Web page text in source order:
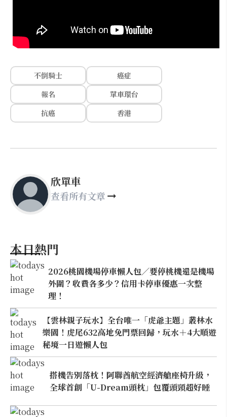
不倒騎士
癌症
報名
單車環台
抗癌
香港
欣單車
查看所有文章
本日熱門
2026桃園機場停車懶人包／要停桃機還是機場
外圍？收費各多少？信用卡停車優惠一次整
理！
【雲林親子玩水】全台唯一「虎爺主題」叢林水
樂園！虎尾632高地免門票回歸，玩水＋4大順遊
秘境一日遊懶人包
搭機告別落枕！阿聯酋航空經濟艙座椅升級，
全球首創「U-Dream頭枕」包覆頭頸超好睡